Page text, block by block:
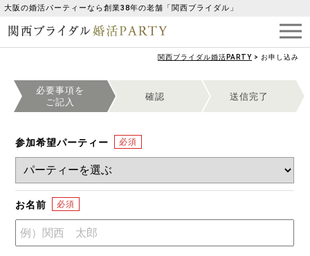
大阪の婚活パーティーなら創業38年の老舗「関西ブライダル」
関西ブライダル婚活PARTY > お申し込み
必要事項を
ご記入
確認 送信完了
参加希望パーティー
お名前